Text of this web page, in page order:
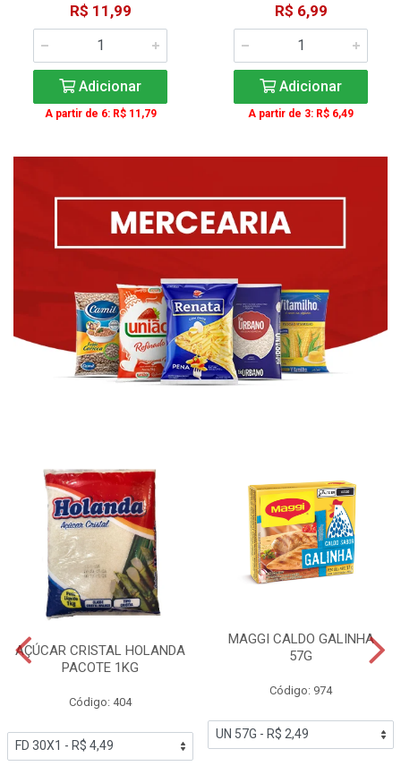
R$ 11,99
Adicionar
A partir de 6: R$ 11,79
R$ 6,99
Adicionar
A partir de 3: R$ 6,49
AÇÚCAR CRISTAL HOLANDA
PACOTE 1KG
Código: 404
MAGGI CALDO GALINHA
57G
Código: 974